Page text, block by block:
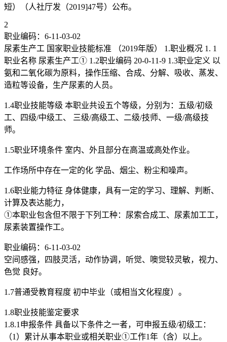
短）（人社厅发（2019]47号）公布。
2
职业编码：6-11-03-02
尿素生产工 国家职业技能标准 （2019年版） 1.职业概况 1. 1
职业名称 尿素生产工① 1.2职业编码 20-0-11-9 1.3职业定义 以
氨和二氧化碳为原料，操作压缩、合成、分解、吸收、蒸发、
造粒等设备，生产尿素的人员。
1.4职业技能等级 本职业共设五个等级，分别为：五级/初级
工、四级/中级工、 三级/高级工、二级/技师、一级/高级技
师。
1.5职业环境条件 室内、外且部分在高温或高处作业。
工作场所中存在一定的化 学品、烟尘、粉尘和噪声。
1.6职业能力特征 身体健康，具有一定的学习、理解、判断、
计算及表达能力，
①本职业包含但不限于下列工种：尿索合成工、尿素加工工，
尿素装置操作工。
职业编码：6-11-03-02
空间感强，四肢灵活，动作协调，听觉、噢觉较灵敏，视力、
色觉 良好。
1.7普通受教育程度 初中毕业（或相当文化程度）。
1.8职业技能鉴定要求
1.8.1申报条件 具备以下条件之一者，可申报五级/初级工：
（1）累计从事本职业或相关职业①工作1年（含）以上。